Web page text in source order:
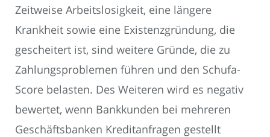
Zeitweise Arbeitslosigkeit, eine längere
Krankheit sowie eine Existenzgründung, die
gescheitert ist, sind weitere Gründe, die zu
Zahlungsproblemen führen und den Schufa-
Score belasten. Des Weiteren wird es negativ
bewertet, wenn Bankkunden bei mehreren
Geschäftsbanken Kreditanfragen gestellt